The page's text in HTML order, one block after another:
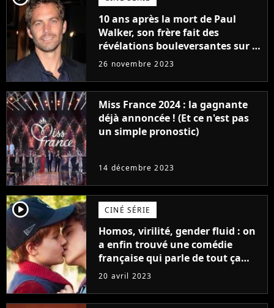
10 ans après la mort de Paul
Walker, son frère fait des
révélations bouleversantes sur la
réaction des acteurs de Fast and
26 novembre 2023
Miss France 2024 : la gagnante
déjà annoncée ! (Et ce n'est pas
un simple pronostic)
14 décembre 2023
player2 CINÉ SÉRIE
Homos, virilité, gender fluid : on
a enfin trouvé une comédie
française qui parle de tout ça
sans être super ringarde
20 avril 2023